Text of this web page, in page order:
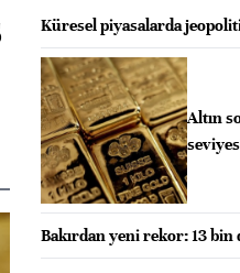
Küresel piyasalarda
Altın
Bakırdan yeni rekor: 13 bin